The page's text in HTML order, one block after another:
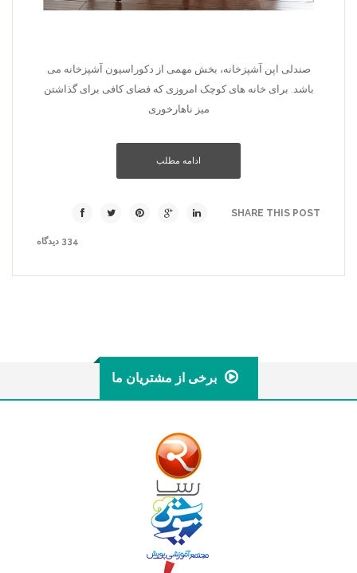
صندلی اپن آشپزخانه، بخش مهمی از دکوراسیون آشپزخانه می
باشد. برای خانه های کوچک امروزی که فضای کافی برای گذاشتن
میز ناهارخوری
ادامه مطلب
SHARE THIS POST
334 دیدگاه
برخی از مشتریان ما